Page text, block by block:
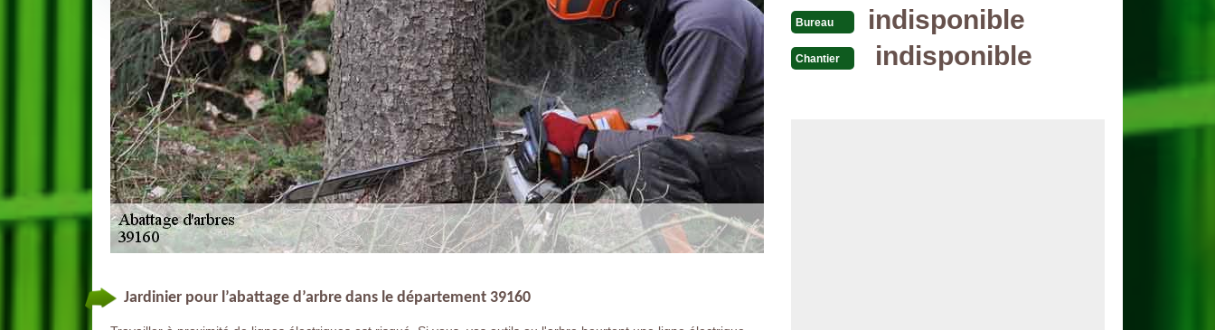
Jardinier pour l’abattage d’arbre dans le département 39160
Bureau indisponible
Chantier indisponible